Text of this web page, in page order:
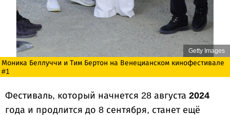
Getty Images
Моника Беллуччи и Тим Бертон на Венецианском кинофестивале
#1
Фестиваль, который начнется 28 августа 2024
года и продлится до 8 сентября, станет ещё